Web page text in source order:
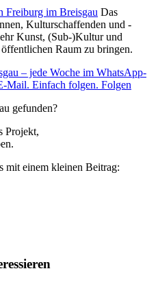
Das
Kulturschaffenden und -
Kunst, (Sub-)Kultur und
Raum zu bringen.
– jede Woche im WhatsApp-
Mail. Einfach folgen. Folgen
gefunden?
Projekt,
mit einem kleinen Beitrag: